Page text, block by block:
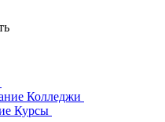
Колледжи
Курсы